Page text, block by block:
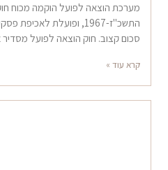
מערכת הוצאה לפועל הוקמה מכוח
התשכ"ז-1967, ופועלת
סכום קצוב. חוק הוצאה לפועל
קרא עוד »